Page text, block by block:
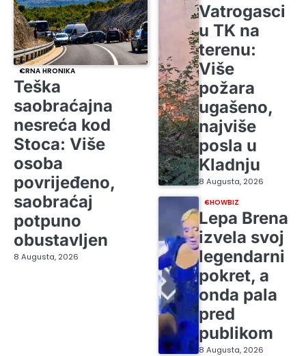
CRNA HRONIKA
Teška
saobraćajna
nesreća kod
Stoca: Više
osoba
povrijeđeno,
saobraćaj
potpuno
obustavljen
8 Augusta, 2026
Vatrogasci
u TK na
terenu:
Više
požara
ugašeno,
najviše
posla u
Kladnju
8 Augusta, 2026
SHOWBIZ
Lepa Brena
izvela svoj
legendarni
pokret, a
onda pala
pred
publikom
8 Augusta, 2026